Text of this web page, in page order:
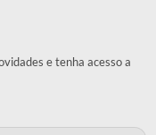
e tenha acesso a